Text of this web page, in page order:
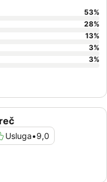
Usluga•9,0
53%
28%
13%
3%
3%